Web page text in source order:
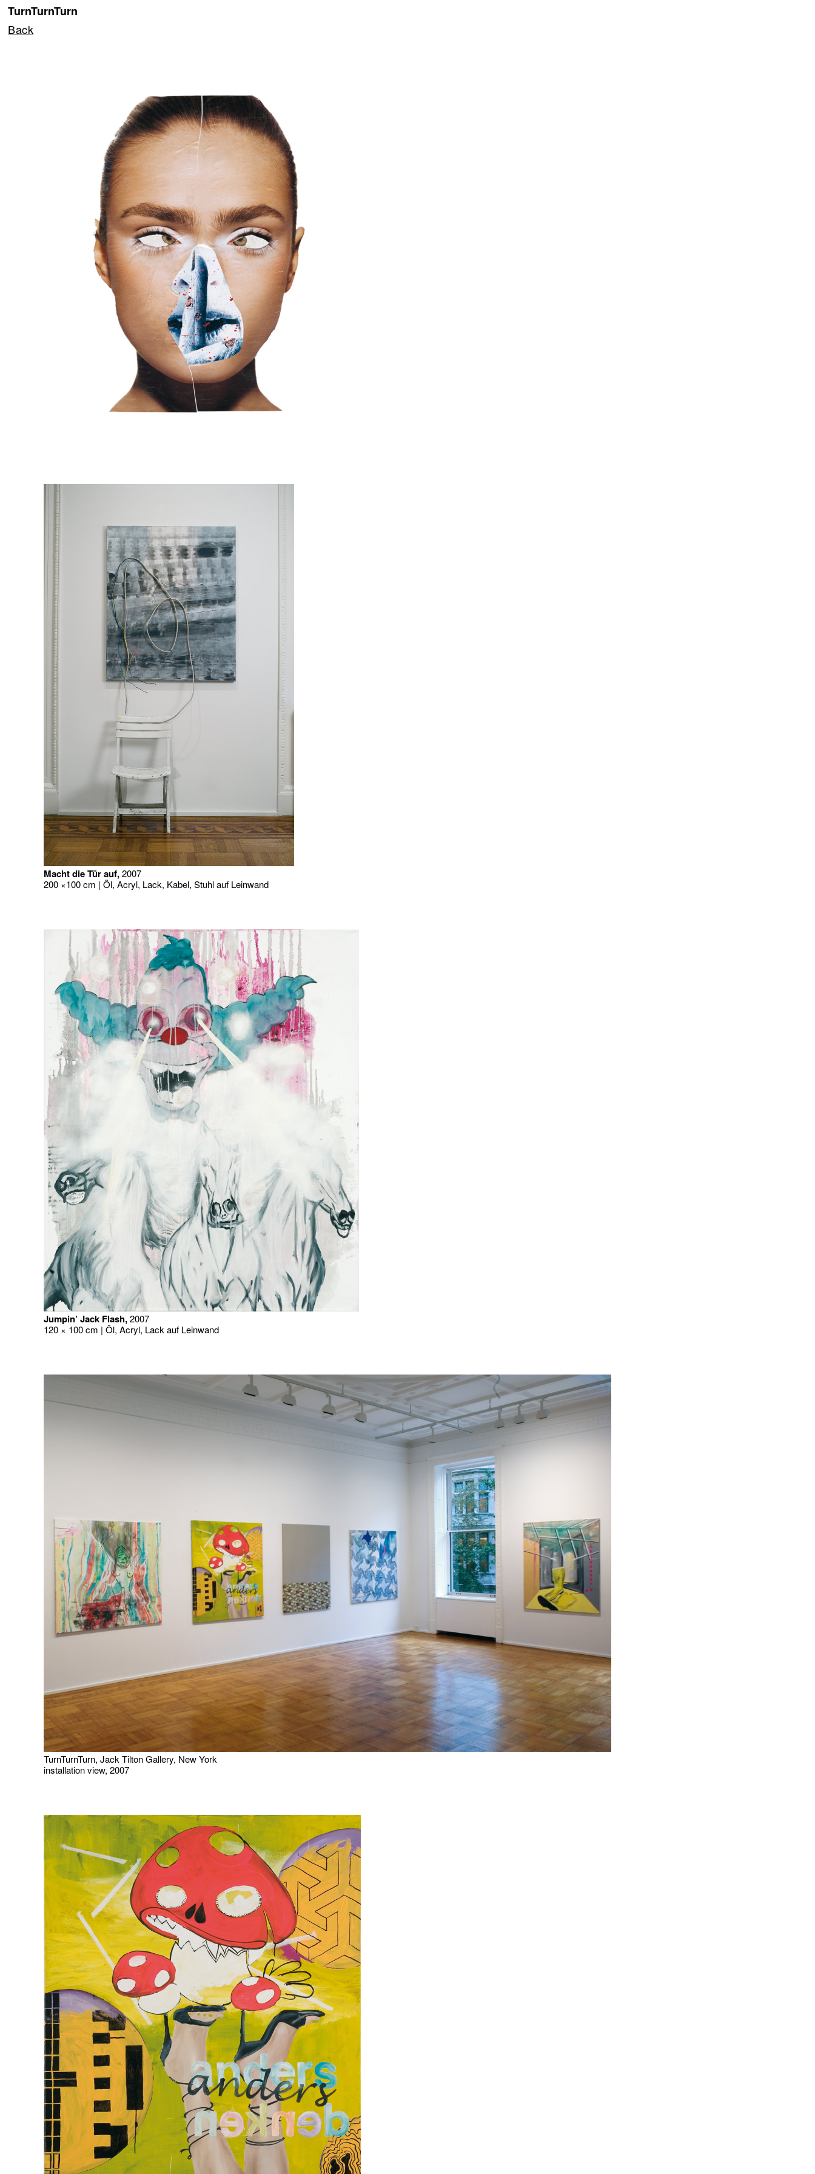
TurnTurnTurn
Back
Macht die Tür auf,2007
200 ×100 cm | Öl, Acryl, Lack, Kabel, Stuhl auf Leinwand
Jumpin’ Jack Flash,2007
120 × 100 cm | Öl, Acryl, Lack auf Leinwand
TurnTurnTurn, Jack Tilton Gallery, New York
installation view, 2007